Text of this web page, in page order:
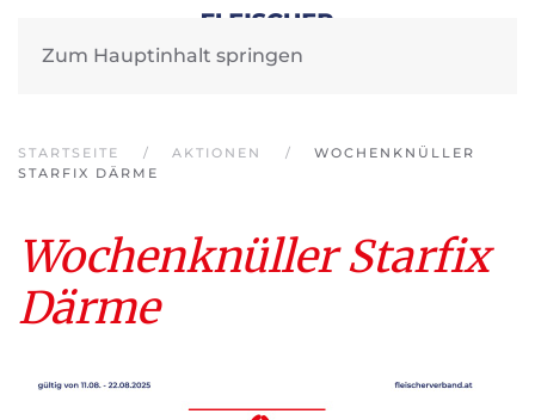
Zum Hauptinhalt springen
STARTSEITE AKTIONEN
WOCHENKNÜLLER
STARFIX DÄRME
Wochenknüller Starfix
Därme